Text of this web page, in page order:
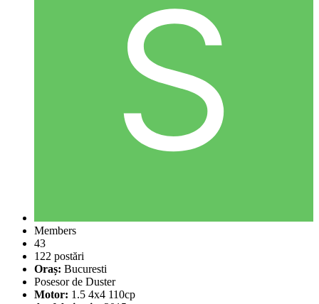
Members
43
122 postări
Oraș: Bucuresti
Posesor de Duster
Motor: 1.5 4x4 110cp